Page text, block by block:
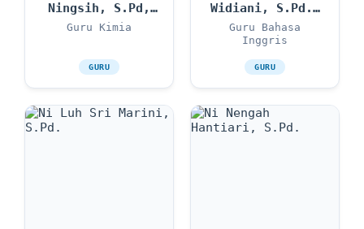
Ningsih, S.Pd,
M.Pd.
Guru Kimia
GURU
Widiani, S.Pd.,
M.Pd.
Guru Bahasa
Inggris
GURU